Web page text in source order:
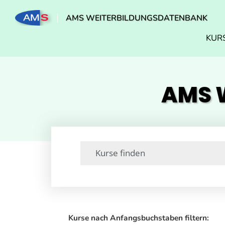
AMS WEITERBILDUNGSDATENBANK
AMS
Kurse nach Anfangsbuchstaben filtern: